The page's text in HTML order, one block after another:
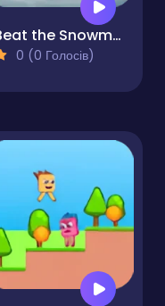
Beat the Snowmen 3D
0 (0 Голосів)